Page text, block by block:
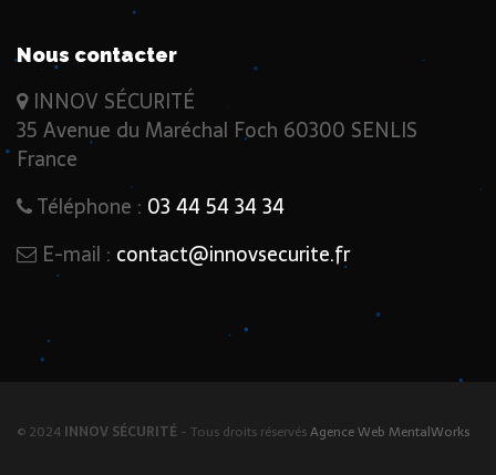
Nous contacter
INNOV SÉCURITÉ
35 Avenue du Maréchal Foch 60300 SENLIS
France
Téléphone : 03 44 54 34 34
E-mail : contact@innovsecurite.fr
© 2024 INNOV SÉCURITÉ - Tous droits réservésAgence Web MentalWorks